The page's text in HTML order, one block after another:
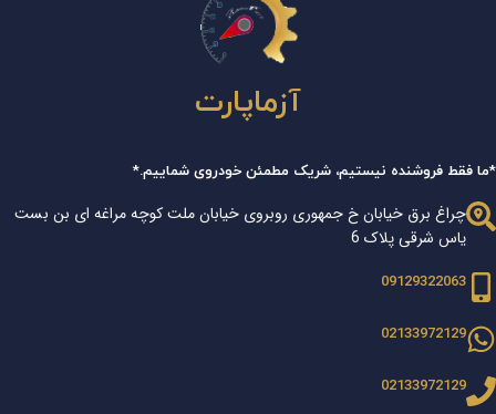
آزماپارت
*ما فقط فروشنده نیستیم، شریک مطمئن خودروی شماییم.*
چراغ برق خیابان خ جمهوری روبروی خیابان ملت کوچه مراغه ای بن بست
یاس شرقی پلاک 6
09129322063
02133972129
02133972129